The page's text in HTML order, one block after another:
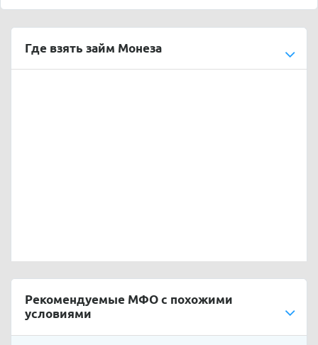
Где взять займ Монеза
Рекомендуемые МФО с похожими
условиями